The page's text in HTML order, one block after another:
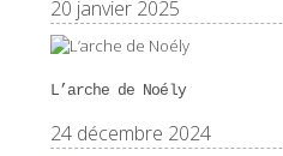
20 janvier 2025
L’arche de Noély
24 décembre 2024